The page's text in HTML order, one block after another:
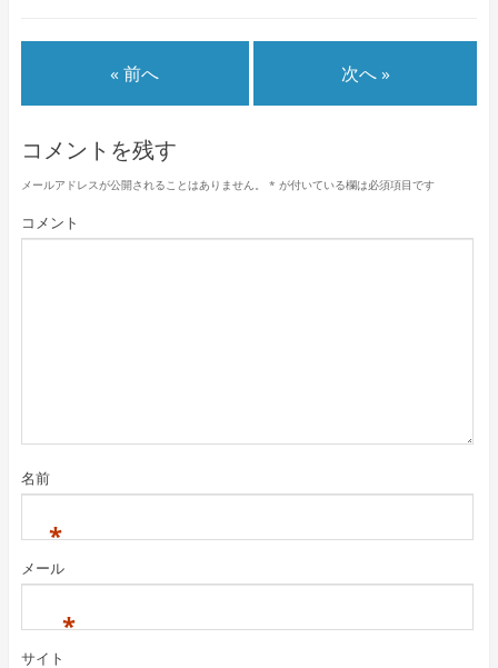
« 前へ 次へ »
コメントを残す
メールアドレスが公開されることはありません。 * が付いている欄は必須項目です
コメント
名前
*
メール
*
サイト